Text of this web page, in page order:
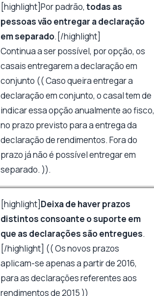
[highlight]Por padrão, todas as
pessoas vão entregar a declaração
em separado.[/highlight]
Continua a ser possível, por opção, os
casais entregarem a declaração em
conjunto (( Caso queira entregar a
declaração em conjunto, o casal tem de
indicar essa opção anualmente ao fisco,
no prazo previsto para a entrega da
declaração de rendimentos. Fora do
prazo já não é possível entregar em
separado. )).
[highlight]Deixa de haver prazos
distintos consoante o suporte em
que as declarações são entregues.
[/highlight] (( Os novos prazos
aplicam-se apenas a partir de 2016,
para as declarações referentes aos
rendimentos de 2015 ))